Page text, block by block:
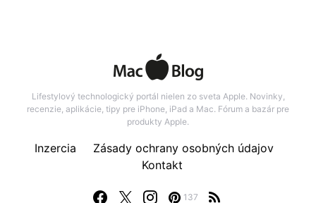
Lifestylový technologický portál nielen zo sveta Apple. Novinky,
recenzie, aplikácie, tipy pre iPhone, iPad a Mac. Fórum a bazár pre
produkty Apple.
137
Inzercia
Zásady ochrany osobných údajov
Kontakt